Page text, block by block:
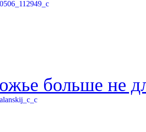
больше не